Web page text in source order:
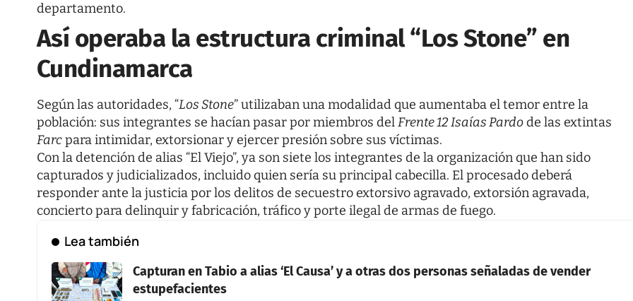
departamento.
Así operaba la estructura criminal “Los Stone” en
Cundinamarca
Según las autoridades, “Los Stone” utilizaban una modalidad que aumentaba el temor entre la
población: sus integrantes se hacían pasar por miembros delFrente 12 Isaías Pardode las extintas
Farcpara intimidar, extorsionar y ejercer presión sobre sus víctimas.
Con la detención de alias “El Viejo”, ya son siete los integrantes de la organización que han sido
capturados y judicializados, incluido quien sería su principal cabecilla. El procesado deberá
responder ante la justicia por los delitos de secuestro extorsivo agravado, extorsión agravada,
concierto para delinquir y fabricación, tráfico y porte ilegal de armas de fuego.
Lea también
Capturan en Tabio a alias ‘El Causa’ y a otras dos personas señaladas de vender
estupefacientes